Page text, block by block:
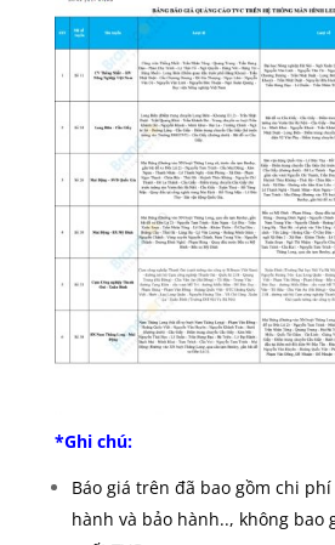
*Ghi chú:
Báo giá trên đã bao gồm chi
hành và bảo hành.., không bao